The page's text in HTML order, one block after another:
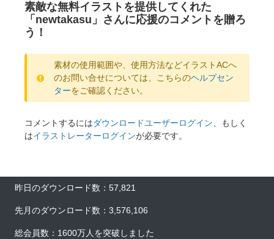
素敵な無料イラストを提供してくれた
「newtakasu」さんに応援のコメントを贈ろ
う！
素材の使用範囲や、使用方法などイラストACへ
のお問い合せについては、こちらのヘルプセン
ターをご確認ください。
コメントするにはダウンロードユーザーログイン、もしく
はイラストレーターログインが必要です。
昨日のダウンロード数：57,821
先月のダウンロード数：3,576,106
総会員数：1600万人を突破しました